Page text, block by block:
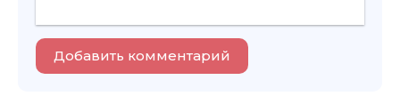
Добавить комментарий